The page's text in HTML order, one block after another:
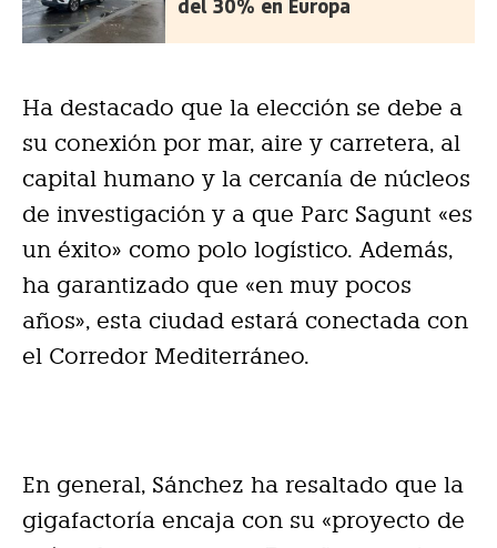
del 30% en Europa
Ha destacado que la elección se debe a
su conexión por mar, aire y carretera, al
capital humano y la cercanía de núcleos
de investigación y a que Parc Sagunt «es
un éxito» como polo logístico. Además,
ha garantizado que «en muy pocos
años», esta ciudad estará conectada con
el Corredor Mediterráneo.
En general, Sánchez ha resaltado que la
gigafactoría encaja con su «proyecto de